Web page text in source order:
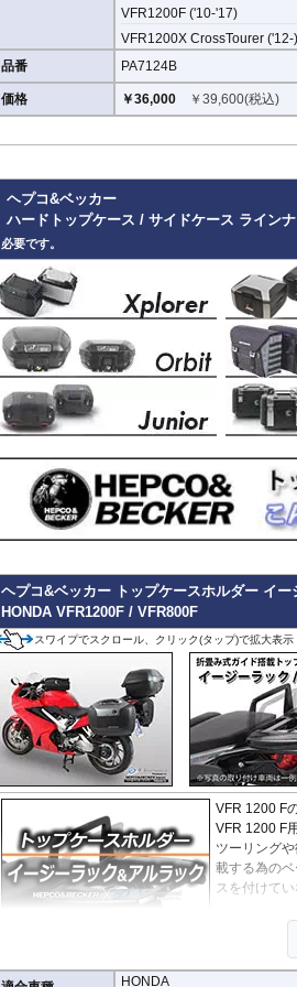
VFR1200F ('10-'17)
VFR1200X CrossTourer ('12-)
品番
PA7124B
価格 ￥36,000 ￥ 39,600(税込)
ヘプコ&ベッカー
ハードトップケース / サイドケース ライン
必要です。
ヘプコ&ベッカー トップケースホルダー イ
HONDA VFR1200F / VFR800F
スワイプでスクロール、クリック(タップ)で拡大表示
VFR 1200 F
VFR 1200 F
ツーリング
載する為の
スを付けて
２種類のホ
ヘプコ&ベッ
直に立って
HONDA